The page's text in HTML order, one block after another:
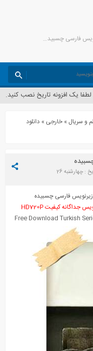
دانلود سریال فصل گیلاس با زیرنویس فارسی چسبیده - مبین دانلود
لطفا یک افزونه تاریخ نصب کنید.
و سریال »خارجی »دانلود
تاریخ : چهارشنبه 26
زیرنویس فارسی چسبیده
Free Download Turkish